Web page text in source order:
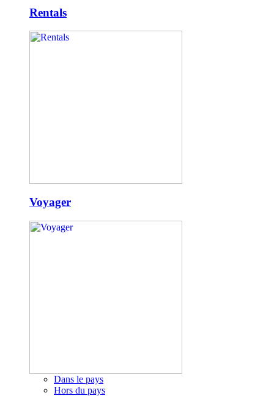
Rentals
Voyager
Dans le pays
Hors du pays